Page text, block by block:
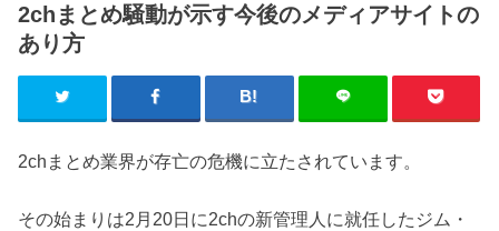
2chまとめ騒動が示す今後のメディアサイトの
あり方
2chまとめ業界が存亡の危機に立たされています。
その始まりは2月20日に2chの新管理人に就任した ジム・